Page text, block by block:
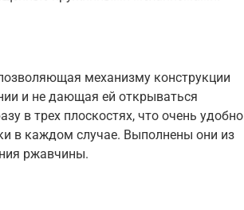
механизму конструкции
и не дающая ей открываться
в трех плоскостях, что очень удобно
в каждом случае. Выполнены они из
ржавчины.